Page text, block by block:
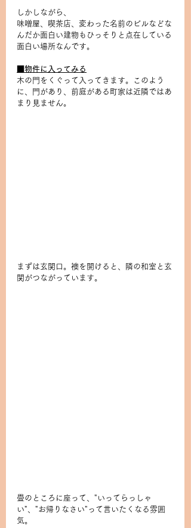
しかしながら、
味噌屋、喫茶店、変わった名前のビルなどな
んだか面白い建物もひっそりと点在している
面白い場所なんです。
■物件に入ってみる
木の門をくぐって入ってきます。このよう
に、門があり、前庭がある町家は近隣ではあ
まり見ません。
まずは玄関口。襖を開けると、隣の和室と玄
関がつながっています。
畳のところに座って、"いってらっしゃ
い"、"お帰りなさい"って言いたくなる雰囲
気。